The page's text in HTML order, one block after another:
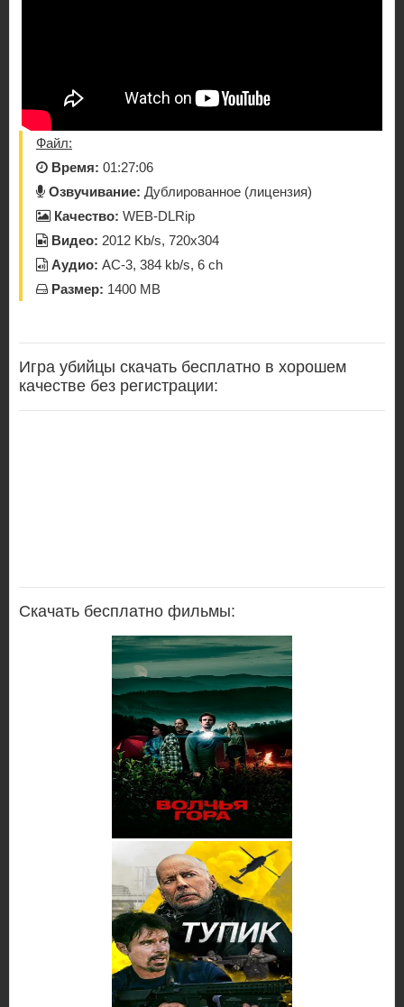
Файл:
Время: 01:27:06
Озвучивание: Дублированное (лицензия)
Качество: WEB-DLRip
Видео: 2012 Kb/s, 720x304
Аудио: AC-3, 384 kb/s, 6 ch
Размер: 1400 MB
Игра убийцы скачать бесплатно в хорошем
качестве без регистрации:
Скачать бесплатно фильмы: